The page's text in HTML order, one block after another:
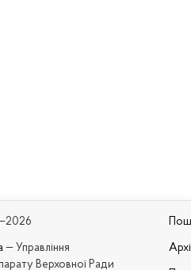
— Управління
Верховної Ради